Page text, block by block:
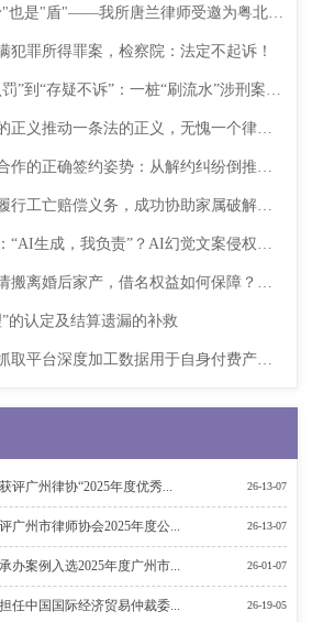
也是"盾"——我所唐兰律师受邀为粤北片
理人培训授课
犯罪所得罪案，检察院：法定不起诉！
”到“存疑不诉”：一桩“刷流水”涉刑案的
正义推动一条法的正义，无愧一个律师
作的正确签约姿势：从解约纠纷倒推合
行工亡赔偿义务，成功协助家属破解困
“AI生成，我负责”？AI幻觉文案侵权案
3万！
搬离婚后家产，借名权益如何保障？以
的认定及结算遗漏的补救
取平台深度加工数据用于自身付费产品
评广州律协“2025年度优秀... 26-13-07
广州市律师协会2025年度公... 26-13-07
办案例入选2025年度广州市... 26-01-07
任中国国际经济贸易仲裁委... 26-19-05